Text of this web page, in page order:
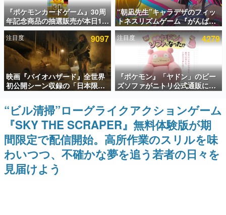
アプリセール情報
インタビュー
連載・特集一覧
殿堂入り記事
SNS拡散数が数千以上！ ページビュー数万以上！ などな
ど。多くの人々に読まれた、電ファミ渾身の“殿堂入り”記
事をまとめました。
ゲームの企画書
名作ゲームクリエイターの方々に製作時のエピソードをお
聞きし、ヒットする企画（ゲーム）とは何か？を探ってい
きます。
赫本
この物語を解いてはいけない。『赫本』は、〈試験問題〉
の形をした短編ホラー小説集です。
『ポケモンカードゲーム』30周
年記念商品の抽選販売が本日12
時より開始。拡張パック「30th
CELEBRATION」のボックス
に、「プレミアムデッキセット
エーフィ・ブラッキー」
「FUTURISTIC BOX」の計3商
品
“朝凪先生”キャラデザのフィッ
トネスリズムゲーム『がんば
れ！チアリズム』Steamストア
ページが公開。キャラクターの
CVは陽向葵ゅかさん
注目度 9097
映画『バイオハザード』全世界
初公開シーン収録の「日本限
定」予告映像が解禁。バイオの
日（8月10日）にあわせて、
「ラクーンシティ総合病院」へ
行く配達人の姿が披露
注目度 4279
『ポケモン』「ヤドン」のビー
ズソファがニトリ公式通販にて
販売中。かわいらしい顔や立体
感のある耳、ソファの後ろにつ
いたしっぽなどで「ヤドン」の
かわいさを表現
“ビル清掃”ローグライクアクションゲーム
『SKY THE SCRAPER』無料体験版が期
間限定で配信開始。高所作業のスリルを味
わいつつ、不確かな夢を追う若者の日々を
見届けよう